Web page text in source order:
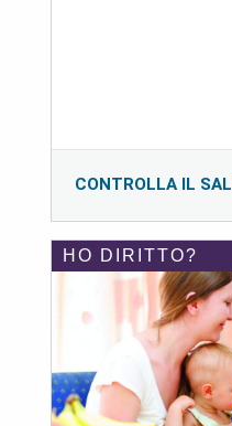
CONTROLLA IL
HO DIRITTO?